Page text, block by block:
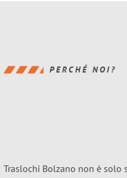
PERCHÉ NOI?
Traslochi Bolzano non è solo